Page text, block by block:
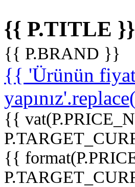
{{ P.TITLE }}
{{ P.BRAND }}
{{ 'Ürünün
{{
{{